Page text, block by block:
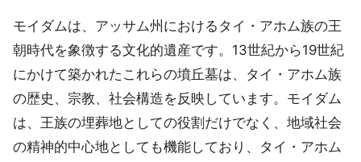
モイダムは、アッサム州におけるタイ・アホム族の王
朝時代を象徴する文化的遺産です。13世紀から19世紀
にかけて築かれたこれらの墳丘墓は、タイ・アホム族
の歴史、宗教、社会構造を反映しています。モイダム
は、王族の埋葬地としての役割だけでなく、地域社会
の精神的中心地としても機能しており、タイ・アホム